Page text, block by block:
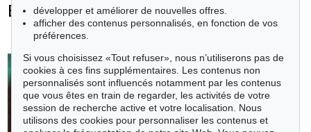
Auction 610 - Lot 426000372
HERMANN MAX PECHSTEIN
Reisebilder, 1919
Emil Nolde - Objets vendus
toutes les offres
développer et améliorer de nouvelles offres.
afficher des contenus personnalisés, en fonction de vos
préférences.
Si vous choisissez «Tout refuser», nous n’utiliserons pas de
cookies à ces fins supplémentaires. Les contenus non
personnalisés sont influencés notamment par les contenus
que vous êtes en train de regarder, les activités de votre
session de recherche active et votre localisation. Nous
utilisons des cookies pour personnaliser les contenus et